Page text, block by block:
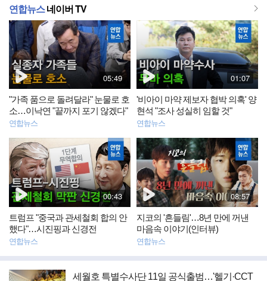
연합뉴스네이버 TV
더
보
기
동
영
상
뉴
스
재
생
시
간
05:49
"가족 품으로 돌려달라" 눈물로 호
소…이낙연 "끝까지 포기 않겠다"
연합뉴스
동
뉴
스
재
생
시
간
01:07
'비아이 마약 제보자 협박 의혹' 양
현석 "조사 성실히 임할 것"
연합뉴스
동
영
상
뉴
스
재
생
시
간
00:43
트럼프 "중국과 관세철회 합의 안
했다"…시진핑과 신경전
연합뉴스
동
영
상
뉴
스
재
생
시
간
08:57
지코의 '흔들림'…8년 만에 꺼낸
마음속 이야기(인터뷰)
연합뉴스
세월호 특별수사단 11일 공식출범…'헬기·CCT